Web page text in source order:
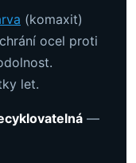
(komaxit)
ocel proti
let.
—